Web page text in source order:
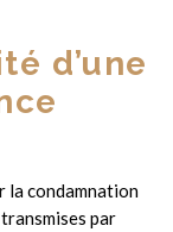
d’une
la condamnation
par